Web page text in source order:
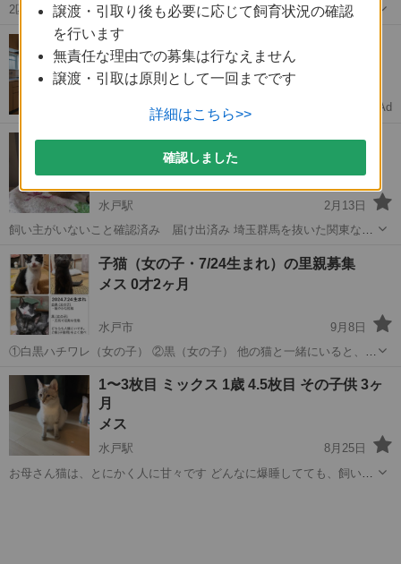
2匹同時に飼って頂ける方募集してます。 福島の親戚の家で迷い猫ち
ゃんを預かっております。 代理で里親を募集してます。 お引取りは日
程を合わせて水戸市でお願い致します。 2024年2月産まれ兄弟猫。 写
真2枚目3枚目 茶ト...
茨城 水戸市 赤塚駅
【格安物件多数✨】家賃4万円以下多数
【保証人ナシ】賃貸物件多数掲載！
ニフティ不動産 Ad
世界一いい子！（AIDS陽性です）
オス 9才6ヶ月
水戸駅
2月13日
飼い主がいないこと確認済み 届け出済み 埼玉群馬を抜いた関東なら
おじいさんが飼っていた猫さんですが、そのおじいさんが他界し、 ...
茨城 水戸市 水戸駅 猫 陽性
子猫（女の子・7/24生まれ）の里親募集
メス 0才2ヶ月
水戸市
9月8日
①白黒ハチワレ（女の子） ②黒（女の子） 他の猫と一緒にいると、特
をよじ登ることもあります。 先住猫にも物怖じせず、ちょっかいをか
けにいく様子もみら...
茨城 水戸市 猫 子猫
1〜3枚目 ミックス 1歳 4.5枚目 その子供 3ヶ
月
メス
水戸駅
8月25日
お母さん猫は、とにかく人に甘々です どんなに爆睡してても、飼い主
譲渡・引取り後も必要に応じて飼育状況の確認
を行います
無責任な理由での募集は行なえません
譲渡・引取は原則として一回までです
詳細はこちら>>
確認しました